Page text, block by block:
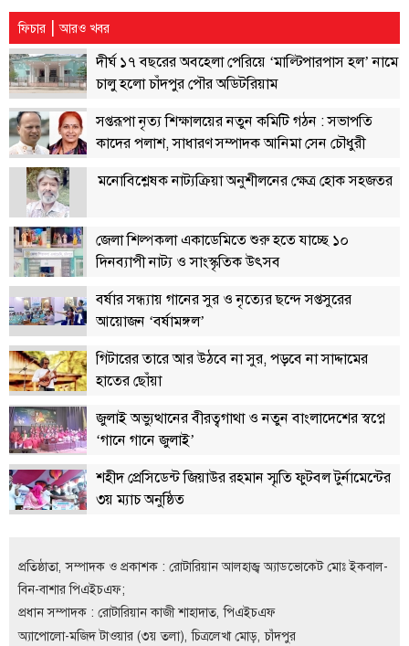
ক্যাম্পাস
সাহিত্য
ও
সংস্কৃতি
নারী
শিশু
ভ্রমণ
লাইফস্টাইল
এক্সক্লুসিভ
সোস্যাল
মিডিয়া
গণমাধ্যম
রাজধানী
ইতিহাস
কথা
কয়
চাকুরি
সৌখিন
ফটোগ্রাফার
ফিচার | আরও খবর
দীর্ঘ ১৭ বছরের অবহেলা পেরিয়ে ‘মাল্টিপারপাস হল’ নামে
চালু হলো চাঁদপুর পৌর অডিটরিয়াম
সপ্তরূপা নৃত্য শিক্ষালয়ের নতুন কমিটি গঠন : সভাপতি
কাদের পলাশ, সাধারণ সম্পাদক আনিমা সেন চৌধুরী
মনোবিশ্লেষক নাট্যক্রিয়া অনুশীলনের ক্ষেত্র হোক সহজতর
জেলা শিল্পকলা একাডেমিতে শুরু হতে যাচ্ছে ১০
দিনব্যাপী নাট্য ও সাংস্কৃতিক উৎসব
বর্ষার সন্ধ্যায় গানের সুর ও নৃত্যের ছন্দে সপ্তসুরের
আয়োজন ‘বর্ষামঙ্গল’
গিটারের তারে আর উঠবে না সুর, পড়বে না সাদ্দামের
হাতের ছোঁয়া
জুলাই অভ্যুত্থানের বীরত্বগাথা ও নতুন বাংলাদেশের স্বপ্নে
‘গানে গানে জুলাই’
শহীদ প্রেসিডেন্ট জিয়াউর রহমান স্মৃতি ফুটবল টুর্নামেন্টের
৩য় ম্যাচ অনুষ্ঠিত
প্রতিষ্ঠাতা, সম্পাদক ও প্রকাশক : রোটারিয়ান আলহাজ্ব অ্যাডভোকেট মোঃ ইকবাল-
বিন-বাশার পিএইচএফ;
প্রধান সম্পাদক : রোটারিয়ান কাজী শাহাদাত, পিএইচএফ
অ্যাপোলো-মজিদ টাওয়ার (৩য় তলা), চিত্রলেখা মোড়, চাঁদপুর